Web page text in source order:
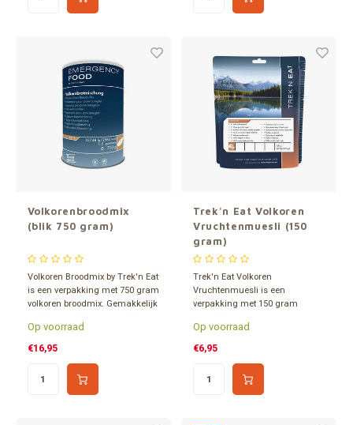
Volkorenbroodmix
(blik 750 gram)
Volkoren Broodmix by Trek'n Eat
is een verpakking met 750 gram
volkoren broodmix. Gemakkelijk
toevoegen, kneden en bakken.
Verpakt in een 1,2 liter blik. Ca.
15 jaar houdbaar.
Op voorraad
€16,95
Trek'n Eat Volkoren
Vruchtenmuesli (150
gram)
Trek'n Eat Volkoren
Vruchtenmuesli is een
verpakking met 150 gram
Gemakkelijk te bereiden.
Eenvoudig water toevoegen.
Op voorraad
€6,95